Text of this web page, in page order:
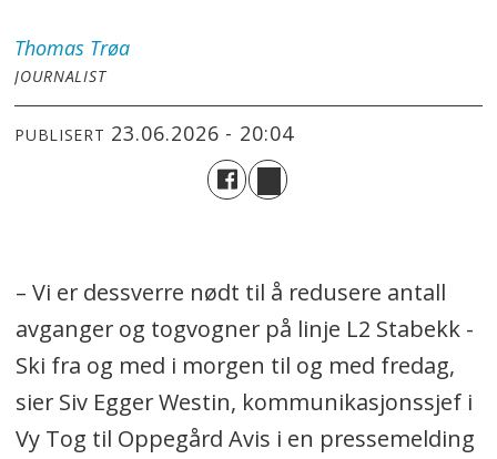
Thomas Trøa
JOURNALIST
PUBLISERT 23.06.2026 - 20:04
– Vi er dessverre nødt til å redusere antall
avganger og togvogner på linje L2 Stabekk -
Ski fra og med i morgen til og med fredag,
sier Siv Egger Westin, kommunikasjonssjef i
Vy Tog til Oppegård Avis i en pressemelding